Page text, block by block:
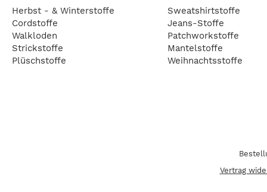
Herbst - & Winterstoffe
Cordstoffe
Walkloden
Strickstoffe
Plüschstoffe
Sweatshirtstoffe
Jeans-Stoffe
Patchworkstoffe
Mantelstoffe
Weihnachtsstoffe
Vertrag